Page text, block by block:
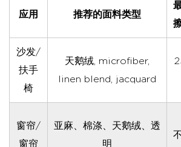
应用 推荐的面料类型
沙发/
扶手
椅
天鹅绒, microfiber,
linen blend, jacquard
窗帘/
窗帘
亚麻、棉涤、天鹅绒、透
明